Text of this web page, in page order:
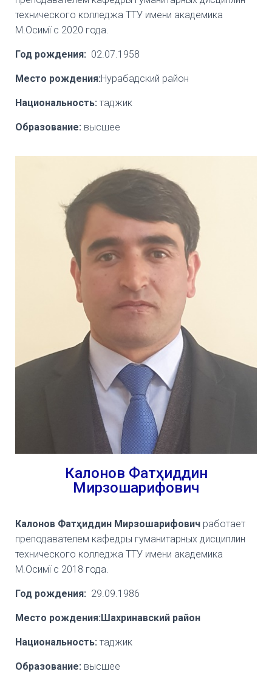
технического колледжа ТТУ имени академика
М.Осимї с 2020 года.
Год рождения: 02.07.1958
Место рождения:Нурабадский район
Национальность: таджик
Образование: высшее
Калонов Фатҳиддин
Мирзошарифович
Калонов Фатҳиддин Мирзошарифович работает
преподавателем кафедры гуманитарных дисциплин
технического колледжа ТТУ имени академика
М.Осимї с 2018 года.
Год рождения: 29.09.1986
Место рождения:Шахринавский район
Национальность: таджик
Образование: высшее